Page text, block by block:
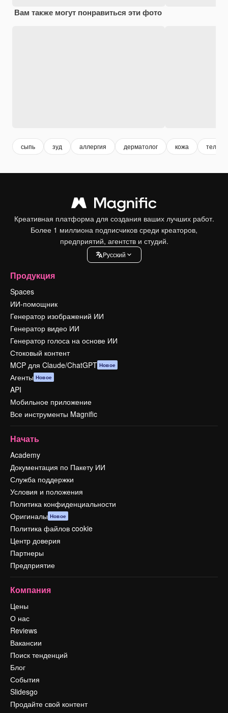
Вам также могут понравиться эти фото
сыпь зуд аллергия дерматолог кожа тело
Креативная платформа для создания ваших лучших работ.
Более 1 миллиона подписчиков среди креаторов,
предприятий, агентств и студий.
Pусский
Продукция
Spaces
ИИ-помощник
Генератор изображений ИИ
Генератор видео ИИ
Генератор голоса на основе ИИ
Стоковый контент
MCP для Claude/ChatGPT Новое
Агенты Новое
API
Мобильное приложение
Все инструменты Magnific
Начать
Academy
Документация по Пакету ИИ
Служба поддержки
Условия и положения
Политика конфиденциальности
Оригиналы Новое
Политика файлов cookie
Центр доверия
Партнеры
Предприятие
Компания
Цены
О нас
Reviews
Вакансии
Поиск тенденций
Блог
События
Slidesgo
Продайте свой контент